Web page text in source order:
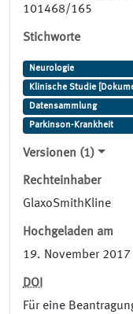
101468/165
Stichworte
Neurologie
Klinische Studie
Datensammlung
Parkinson-Krankheit
Versionen (1)
Rechteinhaber
GlaxoSmithKline
Hochgeladen am
19. November 2017
DOI
Für eine